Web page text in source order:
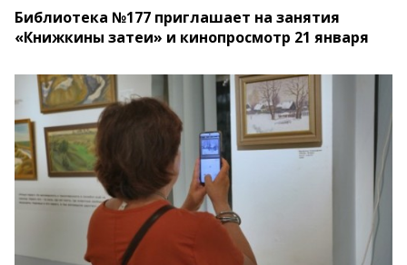
Библиотека №177 приглашает на занятия
«Книжкины затеи» и кинопросмотр 21 января